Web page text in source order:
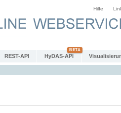
Hilfe
REST-API HyDAS-API